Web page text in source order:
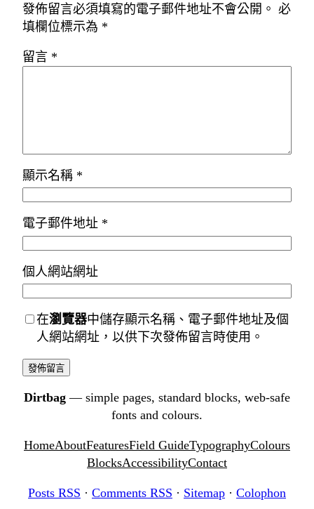
發佈留言必須填寫的電子郵件地址不會公開。 必
填欄位標示為 *
留言 *
顯示名稱 *
電子郵件地址 *
個人網站網址
在瀏覽器中儲存顯示名稱、電子郵件地址及個
人網站網址，以供下次發佈留言時使用。
Dirtbag — simple pages, standard blocks, web-safe
fonts and colours.
HomeAboutFeaturesField GuideTypographyColours
BlocksAccessibilityContact
Posts RSS · Comments RSS · Sitemap · Colophon